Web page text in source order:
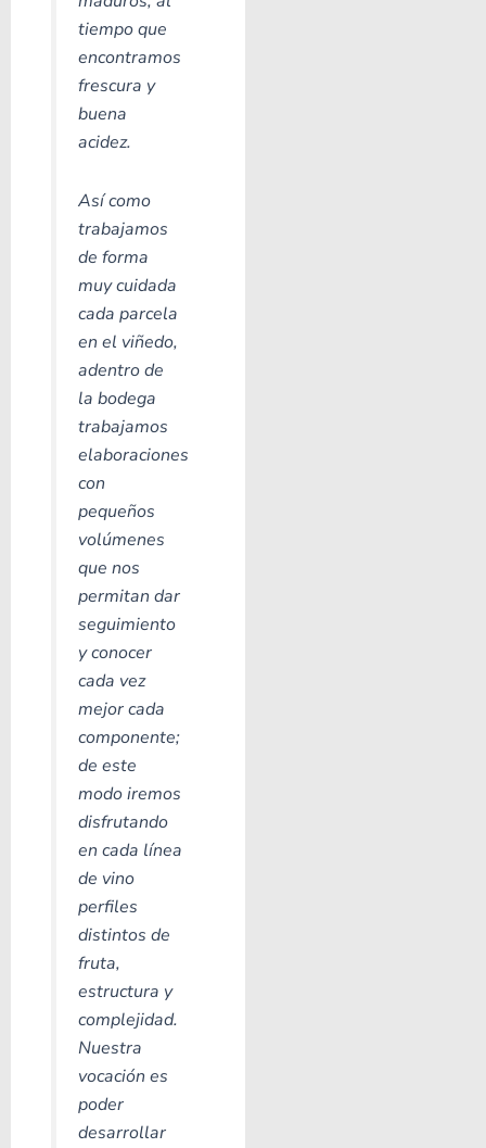
tiempo que
encontramos
frescura y
buena
acidez.
Así como
trabajamos
de forma
muy cuidada
cada parcela
en el viñedo,
adentro de
la bodega
trabajamos
elaboraciones
con
pequeños
volúmenes
que nos
permitan dar
seguimiento
y conocer
cada vez
mejor cada
componente;
de este
modo iremos
disfrutando
en cada línea
de vino
perfiles
distintos de
fruta,
estructura y
complejidad.
Nuestra
vocación es
poder
desarrollar